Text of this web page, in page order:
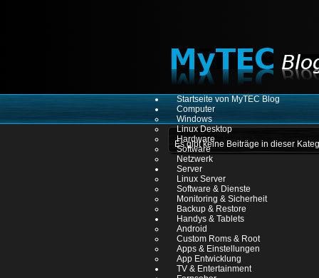
Startseite von MyTEC Blog
Computer
Windows
Linux Desktop
Hardware
Software
Netzwerk
Server
Linux Server
Software & Dienste
Monitoring & Sicherheit
Backup & Restore
Handys & Tablets
Android
Custom Roms & Root
Apps & Einstellungen
App Entwicklung
TV & Entertainment
Es gibt keine Beiträge in dieser